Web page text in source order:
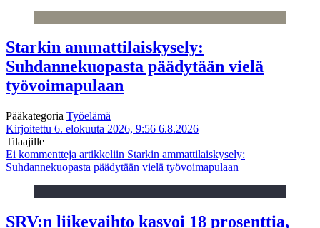
Starkin ammattilaiskysely:
Suhdannekuopasta päädytään vielä
työvoimapulaan
Pääkategoria Työelämä
Kirjoitettu 6. elokuuta 2026, 9:56 6.8.2026
Tilaajille
Ei kommentteja artikkeliin Starkin ammattilaiskysely:
Suhdannekuopasta päädytään vielä työvoimapulaan
SRV:n liikevaihto kasvoi 18 prosenttia,